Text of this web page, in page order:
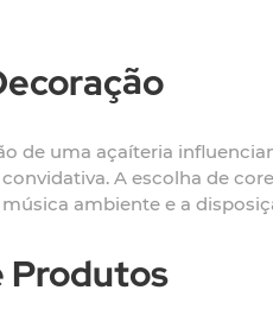
de uma açaíteria
A escolha de
ambiente e a
Produtos